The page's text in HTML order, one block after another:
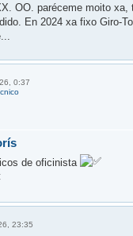
OO. paréceme moito xa,
En 2024 xa fixo Giro-
0:37
de oficinista
23:35